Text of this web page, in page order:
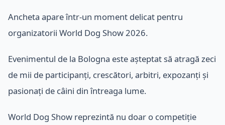
Ancheta apare într-un moment delicat pentru
organizatorii World Dog Show 2026.
Evenimentul de la Bologna este așteptat să atragă zeci
de mii de participanți, crescători, arbitri, expozanți și
pasionați de câini din întreaga lume.
World Dog Show reprezintă nu doar o competiție